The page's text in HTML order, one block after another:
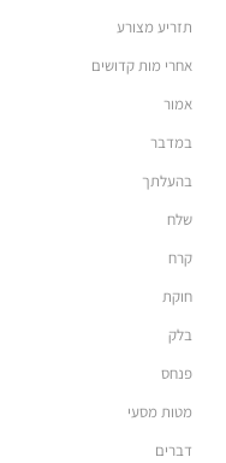
תזריע מצורע
אחרי מות קדושים
אמור
במדבר
בהעלתך
שלח
קרח
חוקת
בלק
פנחס
מטות מסעי
דברים